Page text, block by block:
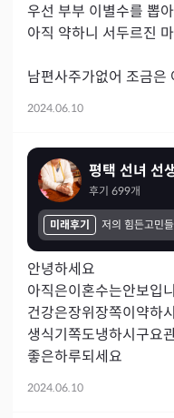
우선 부부 이별수를 뽑아
아직 약하니 서두르진
2024.06.10
평택 선녀 선
후기 699개
미래후기
안녕하세요
아직은이혼수는안보입
건강은장위장쪽이약하
생식기쪽도냉하시구요
좋은하루되세요
2024.06.10